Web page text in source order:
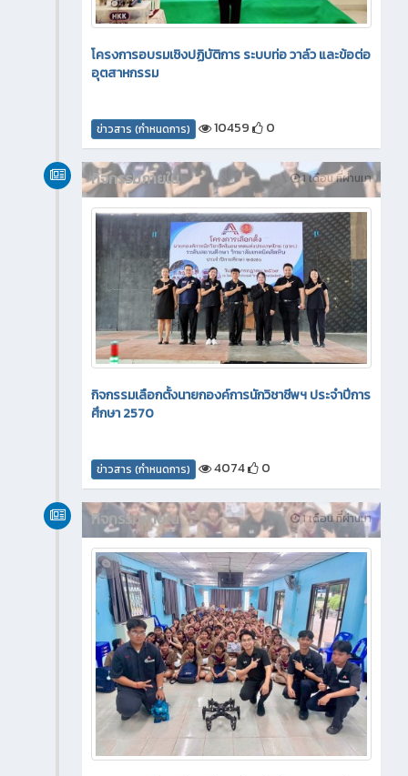
โครงการอบรมเชิงปฏิบัติการ ระบบท่อ วาล์ว และข้อต่อ
อุตสาหกรรม
ข่าวสาร (กำหนดการ) 10459 0
1 เดือน ที่ผ่านมา
กิจกรรมภายใน
กิจกรรมเลือกตั้งนายกองค์การนักวิชาชีพฯ ประจำปีการ
ศึกษา 2570
ข่าวสาร (กำหนดการ) 4074 0
1 เดือน ที่ผ่านมา
กิจกรรมภายใน